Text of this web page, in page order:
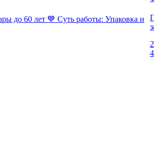
60 лет 💙 Суть работы: Упаковка и